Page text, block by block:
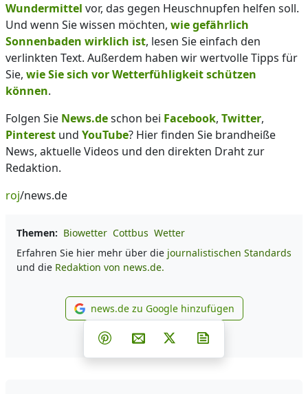
Wundermittel vor, das gegen Heuschnupfen helfen soll.
Und wenn Sie wissen möchten, wie gefährlich
Sonnenbaden wirklich ist, lesen Sie einfach den
verlinkten Text. Außerdem haben wir wertvolle Tipps für
Sie, wie Sie sich vor Wetterfühligkeit schützen
können.
Folgen Sie News.deschon bei Facebook, Twitter,
Pinterest und YouTube? Hier finden Sie brandheiße
News, aktuelle Videos und den direkten Draht zur
Redaktion.
roj/news.de
Themen: Biowetter Cottbus Wetter
Erfahren Sie hier mehr über die journalistischen Standards
und die Redaktion von news.de.
news.de zu Google
news.de zu Google hinzufügen
Teilen auf Facebook
Teilen auf Whatsapp
Teilen auf Telegram
Teilen auf Pinterest
Per E-Mail teilen
Post auf X